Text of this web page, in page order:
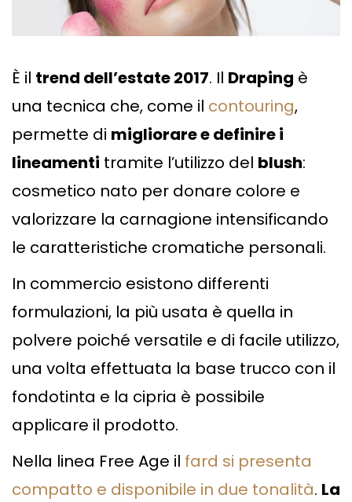
È il trend dell’estate 2017. Il Draping è
una tecnica che, come il contouring,
permette di migliorare e definire i
lineamenti tramite l’utilizzo del blush:
cosmetico nato per donare colore e
valorizzare la carnagione intensificando
le caratteristiche cromatiche personali.
In commercio esistono differenti
formulazioni, la più usata è quella in
polvere poiché versatile e di facile utilizzo,
una volta effettuata la base trucco con il
fondotinta e la cipria è possibile
applicare il prodotto.
Nella linea Free Age il fard si presenta
compatto e disponibile in due tonalità. La